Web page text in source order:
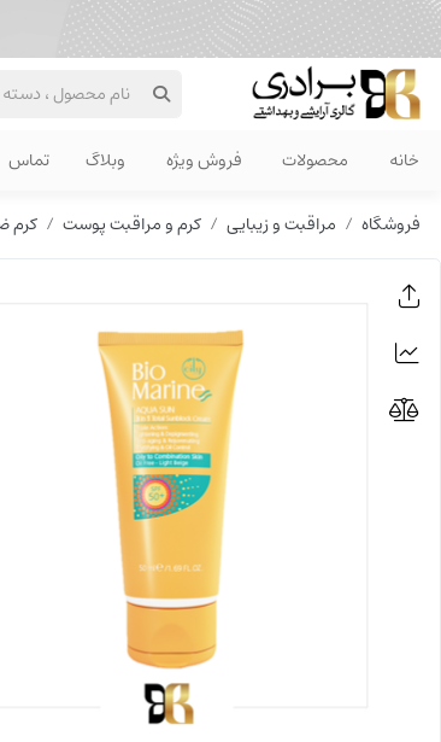
خانه
محصولات فروش ویژه وبلاگ تماس
فروشگاه مراقبت و زیبایی کرم و مراقبت پوست کرم